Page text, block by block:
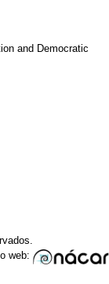
and Democratic
web: